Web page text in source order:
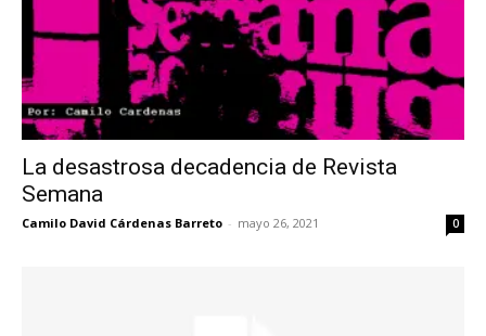
La desastrosa decadencia de Revista
Semana
Camilo David Cárdenas Barreto - mayo 26, 2021 0